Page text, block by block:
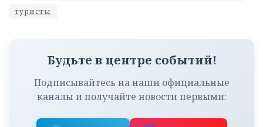
туристы
Будьте в центре событий!
Подписывайтесь на наши официальные
каналы и получайте новости первыми: